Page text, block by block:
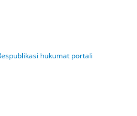
hukumat portali